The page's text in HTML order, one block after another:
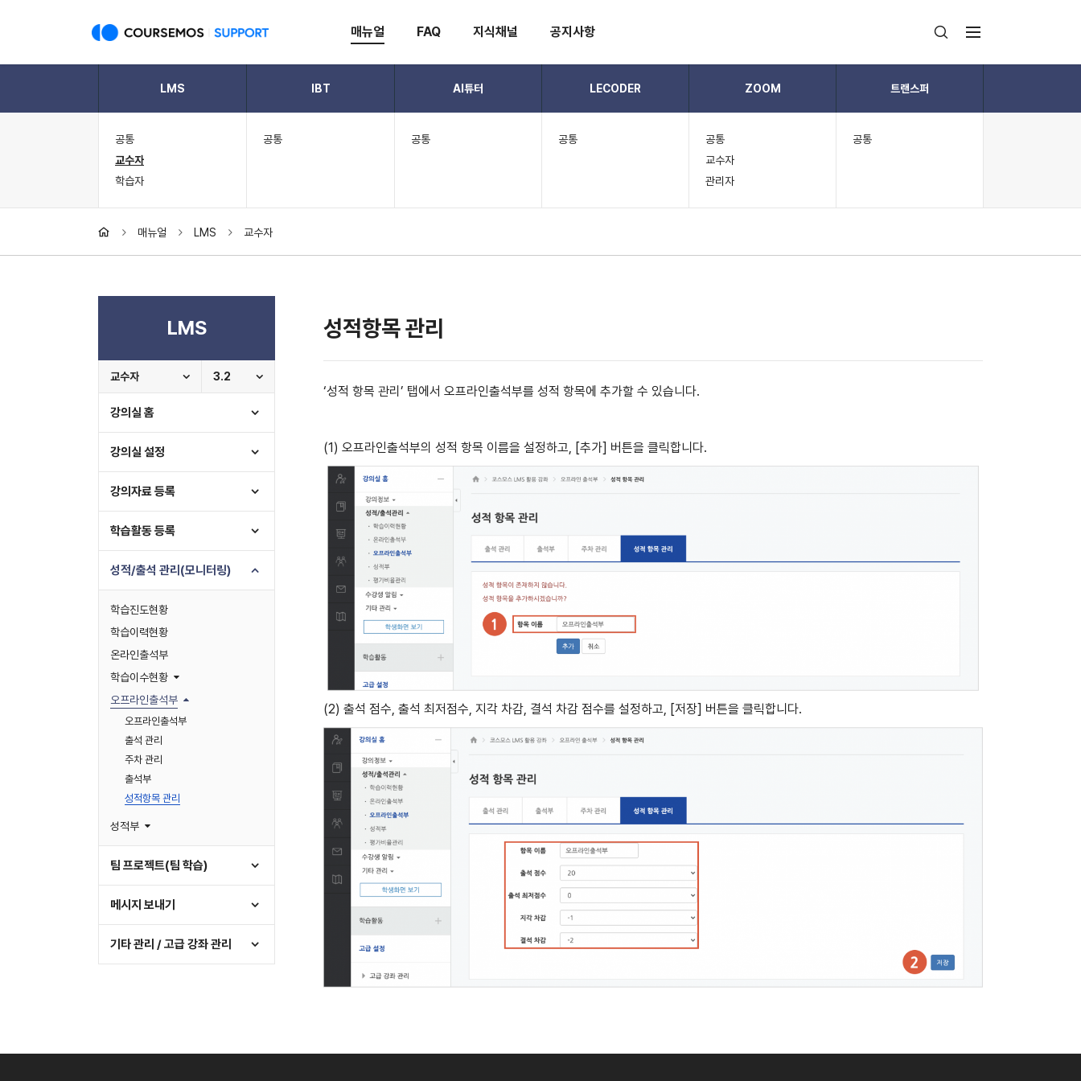
매뉴얼 FAQ 지식채널 공지사항
LMS IBT AI튜터 LECODER ZOOM 트랜스퍼
공통
교수자
학습자
공통 공통 공통
공통
교수자
관리자
공통
매뉴얼 LMS 교수자
LMS
교수자 3.2
강의실 홈
강의실 설정
강의자료 등록
학습활동 등록
성적/출석 관리(모니터링)
학습진도현황
학습이력현황
온라인출석부
학습이수현황
오프라인출석부
오프라인출석부
출석 관리
주차 관리
출석부
성적항목 관리
성적부
팀 프로젝트(팀 학습)
메시지 보내기
기타 관리 / 고급 강좌 관리
성적항목 관리
‘성적 항목 관리’ 탭에서 오프라인출석부를 성적 항목에 추가할 수 있습니다.
(1) 오프라인출석부의 성적 항목 이름을 설정하고, [추가] 버튼을 클릭합니다.
(2) 출석 점수, 출석 최저점수, 지각 차감, 결석 차감 점수를 설정하고, [저장] 버튼을 클릭합니다.